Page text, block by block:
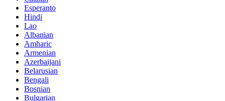
Esperanto
Hindi
Lao
Albanian
Amharic
Armenian
Azerbaijani
Belarusian
Bengali
Bosnian
Bulgarian